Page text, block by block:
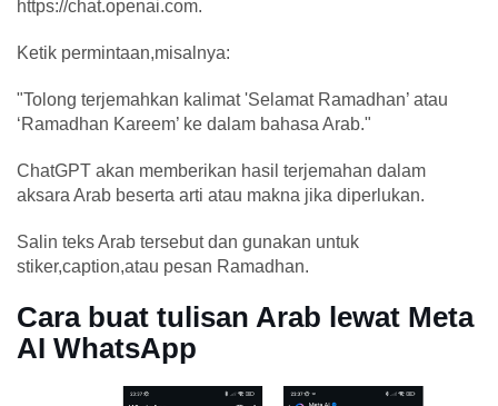
https://chat.openai.com.
Ketik permintaan,misalnya:
"Tolong terjemahkan kalimat 'Selamat Ramadhan’ atau
‘Ramadhan Kareem’ ke dalam bahasa Arab."
ChatGPT akan memberikan hasil terjemahan dalam
aksara Arab beserta arti atau makna jika diperlukan.
Salin teks Arab tersebut dan gunakan untuk
stiker,caption,atau pesan Ramadhan.
Cara buat tulisan Arab lewat Meta
AI WhatsApp